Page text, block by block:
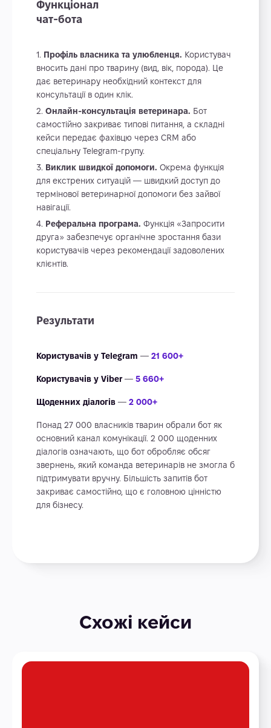
Функціонал
чат-бота
Профіль власника та улюбленця. Користувач
вносить дані про тварину (вид, вік, порода). Це
дає ветеринару необхідний контекст для
консультації в один клік.
Онлайн-консультація ветеринара. Бот
самостійно закриває типові питання, а складні
кейси передає фахівцю через CRM або
спеціальну Telegram-групу.
Виклик швидкої допомоги. Окрема функція
для екстрених ситуацій — швидкий доступ до
термінової ветеринарної допомоги без зайвої
навігації.
Реферальна програма. Функція «Запросити
друга» забезпечує органічне зростання бази
користувачів через рекомендації задоволених
клієнтів.
Результати
Користувачів у Telegram — 21 600+
Користувачів у Viber— 5 660+
Щоденних діалогів — 2 000+
Понад 27 000 власників тварин обрали бот як
основний канал комунікації. 2 000 щоденних
діалогів означають, що бот обробляє обсяг
звернень, який команда ветеринарів не змогла б
підтримувати вручну. Більшість запитів бот
закриває самостійно, що є головною цінністю
для бізнесу.
Схожі кейси